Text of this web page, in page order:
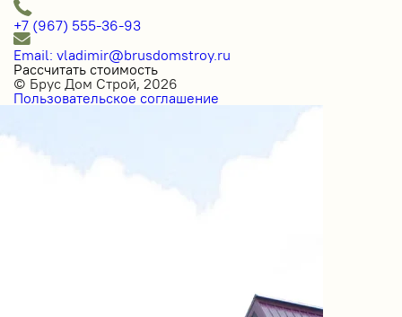
+7 (967) 555-36-93
Email: vladimir@brusdomstroy.ru
Рассчитать стоимость
© Брус Дом Строй, 2026
Пользовательское соглашение